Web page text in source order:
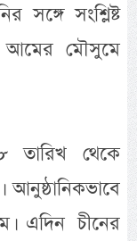
সঙ্গে সংশ্লিষ্ট
আমের মৌসুমে
তারিখ থেকে
এদিন চীনের